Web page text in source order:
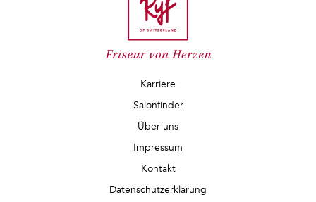
Karriere
Salonfinder
Über uns
Impressum
Kontakt
Datenschutzerklärung